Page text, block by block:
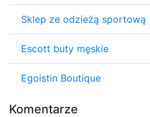
Sklep ze odzieżą sportową
Escott buty męskie
Egoistin Boutique
Komentarze